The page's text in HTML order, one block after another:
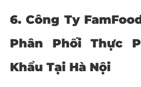
6. Công Ty
Phân Phối Thực
Khẩu Tại Hà Nội